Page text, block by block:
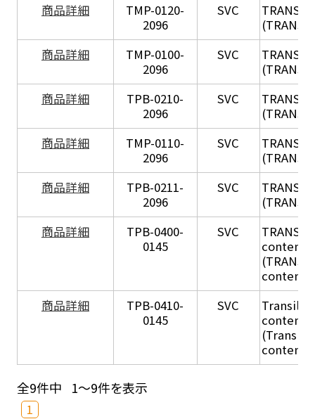
商品詳細
TMP-0120-
2096
SVC TRANSIL
商品詳細
TMP-0100-
2096
SVC TRANSIL
商品詳細
TPB-0210-
2096
SVC TRANSIL
商品詳細
TMP-0110-
2096
SVC TRANSIL
商品詳細
TPB-0211-
2096
SVC TRANSIL
商品詳細
TPB-0400-
0145
SVC
content
content
商品詳細
TPB-0410-
0145
SVC
Transil
content
(Transil
content
全9件中 1～9件を表示
1